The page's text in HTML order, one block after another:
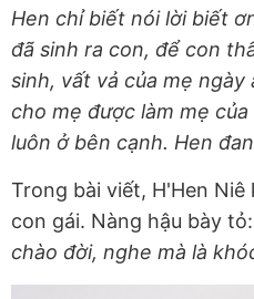
Hen chỉ biết nói lời biết
đã sinh ra con, để con
sinh, vất vả của mẹ ngày
cho mẹ được làm mẹ
luôn ở bên cạnh. Hen
Trong bài viết, H'Hen
con gái. Nàng hậu bày tỏ:
chào đời, nghe mà là